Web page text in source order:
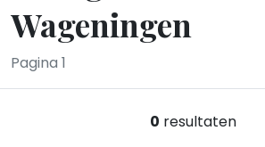
Wageningen
Pagina 1
0 resultaten